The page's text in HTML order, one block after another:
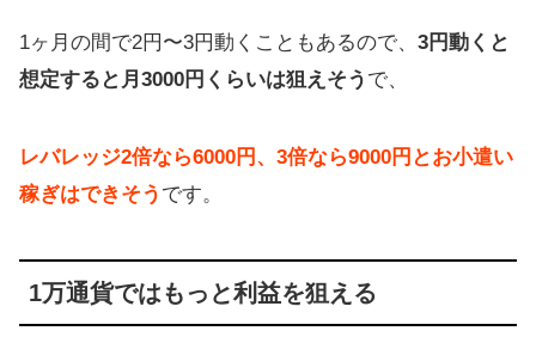
1ヶ月の間で2円〜3円動くこともあるので、 3円動くと
想定すると月3000円くらいは狙えそう で、
レバレッジ2倍なら6000円、3倍なら9000円とお小遣い
稼ぎはできそう です。
1万通貨ではもっと利益を狙える